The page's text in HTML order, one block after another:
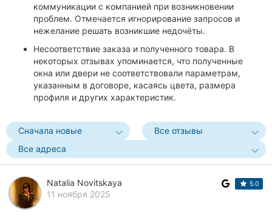
коммуникации с компанией при возникновении
проблем. Отмечается игнорирование запросов и
нежелание решать возникшие недочёты.
Несоответствие заказа и полученного товара. В
некоторых отзывах упоминается, что полученные
окна или двери не соответствовали параметрам,
указанным в договоре, касаясь цвета, размера
профиля и других характеристик.
Сначала новые
Все отзывы
Все адреса
Natalia Novitskaya
11 ноября 2025
5.0